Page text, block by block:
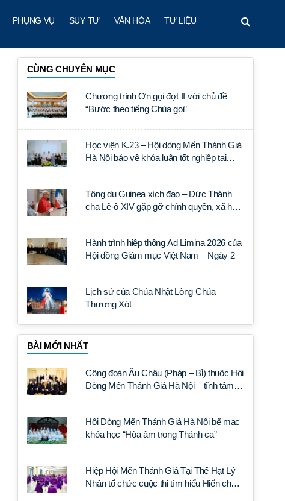
PHỤNG VỤ SUY TƯ VĂN HÓA TƯ LIỆU
CÙNG CHUYÊN MỤC
Chương trình Ơn gọi đợt II với chủ đề
“Bước theo tiếng Chúa gọi”
Học viện K.23 – Hội dòng Mến Thánh Giá
Hà Nội bảo vệ khóa luận tốt nghiệp tại
Tông du Guinea xích đạo – Đức Thánh
cha Lê-ô XIV gặp gỡ chính quyền, xã hội
Hành trình hiệp thông Ad Limina 2026 của
Hội đồng Giám mục Việt Nam – Ngày 2
Lịch sử của Chúa Nhật Lòng Chúa
Thương Xót
BÀI MỚI NHẤT
Cộng đoàn Âu Châu (Pháp – Bỉ) thuộc Hội
Dòng Mến Thánh Giá Hà Nội – tĩnh tâm
Hội Dòng Mến Thánh Giá Hà Nội bế mạc
khóa học “Hòa âm trong Thánh ca”
Hiệp Hội Mến Thánh Giá Tại Thế Hạt Lý
Nhân tổ chức cuộc thi tìm hiểu Hiến chế